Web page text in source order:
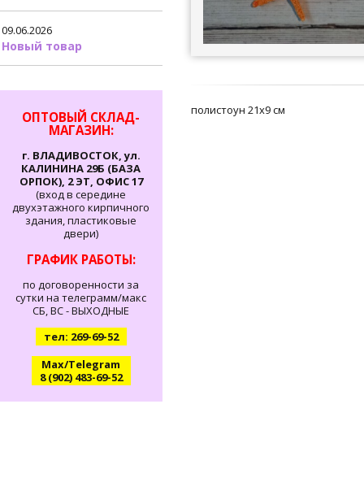
09.06.2026
Новый товар
ОПТОВЫЙ СКЛАД-
МАГАЗИН:
г. ВЛАДИВОСТОК, ул.
КАЛИНИНА 29Б (БАЗА
ОРПОК), 2 ЭТ, ОФИС 17
(вход в середине
двухэтажного кирпичного
здания, пластиковые
двери)
ГРАФИК РАБОТЫ:
по договоренности за
сутки на телеграмм/макс
СБ, ВС - ВЫХОДНЫЕ
тел: 269-69-52
Max/Telegram
8 (902) 483-69-52
полистоун 21х9 см